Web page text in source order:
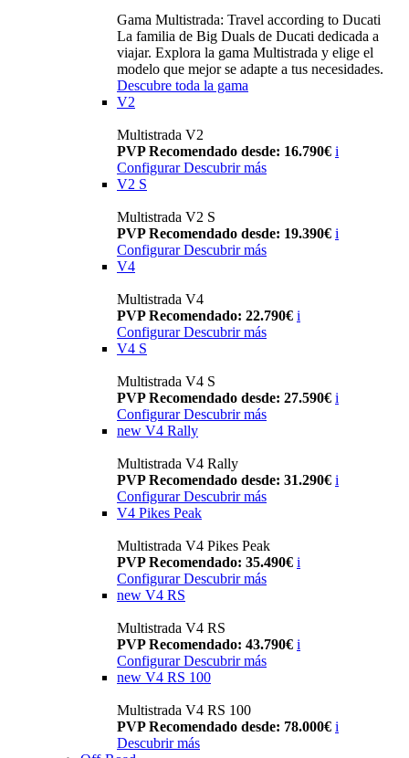
Gama Multistrada: Travel according to Ducati
La familia de Big Duals de Ducati dedicada a
viajar. Explora la gama Multistrada y elige el
modelo que mejor se adapte a tus necesidades.
Descubre toda la gama
V2
Multistrada V2
PVP Recomendado desde: 16.790€ i
Configurar Descubrir más
V2 S
Multistrada V2 S
PVP Recomendado desde: 19.390€ i
Configurar Descubrir más
V4
Multistrada V4
PVP Recomendado: 22.790€ i
Configurar Descubrir más
V4 S
Multistrada V4 S
PVP Recomendado desde: 27.590€ i
Configurar Descubrir más
new V4 Rally
Multistrada V4 Rally
PVP Recomendado desde: 31.290€ i
Configurar Descubrir más
V4 Pikes Peak
Multistrada V4 Pikes Peak
PVP Recomendado: 35.490€ i
Configurar Descubrir más
new V4 RS
Multistrada V4 RS
PVP Recomendado: 43.790€ i
ConfigurarDescubrir más
new V4 RS 100
Multistrada V4 RS 100
PVP Recomendado desde: 78.000€ i
Descubrir más